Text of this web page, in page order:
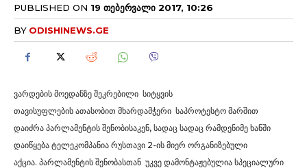
PUBLISHED ON 19 ᲗᲔᲑᲔᲠᲕᲐᲚᲘ 2017, 10:26
BY ODISHINEWS.GE
ვარდების მოედანზე შეკრებილი სიტყვის
თავისუფლების ათასობით მხარდამჭერი საპროტესტო მარშით
დაიძრა პარლამენტის შენობისაკენ, სადაც სადაც რამდენიმე ხანში
დაიწყება ტელეკომპანია რუსთავი 2-ის მიერ ორგანიზებული
აქცია. პარლამენტის შენობასთან უკვე დამონტაჟებულია სპეციალური